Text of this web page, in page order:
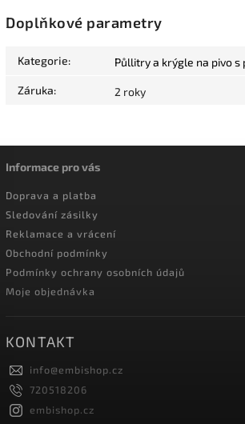
Doplňkové parametry
Kategorie: Půllitry a krýgle na pivo s
Záruka: 2 roky
Informace pro vás
Doprava a platba
Sledování zásilky
Reklamace a vrácení
Obchodní podmínky
Podmínky ochrany osobních údajů
Moje objednávka
KONTAKT
info@embishop.cz
720518206
embishop.cz